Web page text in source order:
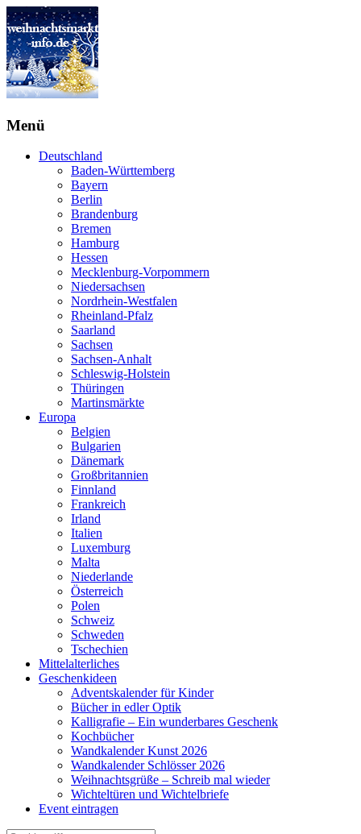
Menü
Deutschland
Baden-Württemberg
Bayern
Berlin
Brandenburg
Bremen
Hamburg
Hessen
Mecklenburg-Vorpommern
Niedersachsen
Nordrhein-Westfalen
Rheinland-Pfalz
Saarland
Sachsen
Sachsen-Anhalt
Schleswig-Holstein
Thüringen
Martinsmärkte
Europa
Belgien
Bulgarien
Dänemark
Großbritannien
Finnland
Frankreich
Irland
Italien
Luxemburg
Malta
Niederlande
Österreich
Polen
Schweiz
Schweden
Tschechien
Mittelalterliches
Geschenkideen
Adventskalender für Kinder
Bücher in edler Optik
Kalligrafie – Ein wunderbares Geschenk
Kochbücher
Wandkalender Kunst 2026
Wandkalender Schlösser 2026
Weihnachtsgrüße – Schreib mal wieder
Wichteltüren und Wichtelbriefe
Event eintragen